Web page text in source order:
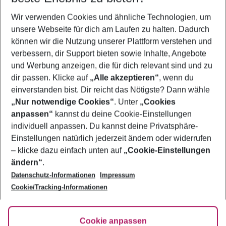
2 Erwachsene Keine Kinder
Mehr Filter anzeigen
Footer
Footer navigation
Über uns
AGB
Bestpreisgarantie
Cookie-Einstellungen ändern
Cookie-Richtlinie
Agenturbetreuung
Barrierefreies Reisen
FAQ
HanseMerkur Reiseversicherung
Folge uns
Wir verwenden Cookies und ähnliche Technologien, um
unsere Webseite für dich am Laufen zu halten. Dadurch
können wir die Nutzung unserer Plattform verstehen und
verbessern, dir Support bieten sowie Inhalte, Angebote
und Werbung anzeigen, die für dich relevant sind und zu
dir passen. Klicke auf „Alle akzeptieren“, wenn du
einverstanden bist. Dir reicht das Nötigste? Dann wähle
„Nur notwendige Cookies“. Unter „Cookies
anpassen“ kannst du deine Cookie-Einstellungen
individuell anpassen. Du kannst deine Privatsphäre-
Einstellungen natürlich jederzeit ändern oder widerrufen
– klicke dazu einfach unten auf „Cookie-Einstellungen
ändern“.
Datenschutz-Informationen
Impressum
Cookie/Tracking-Informationen
Cookie anpassen